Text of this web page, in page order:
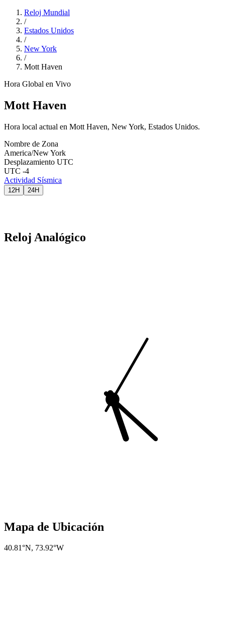
Reloj Mundial
/
Estados Unidos
/
New York
/
Mott Haven
Hora Global en Vivo
Mott Haven
Hora local actual en Mott Haven, New York, Estados Unidos.
Nombre de Zona
America/New York
Desplazamiento UTC
UTC -4
Actividad Sísmica
12H 24H
Reloj Analógico
Mapa de Ubicación
40.81°N, 73.92°W